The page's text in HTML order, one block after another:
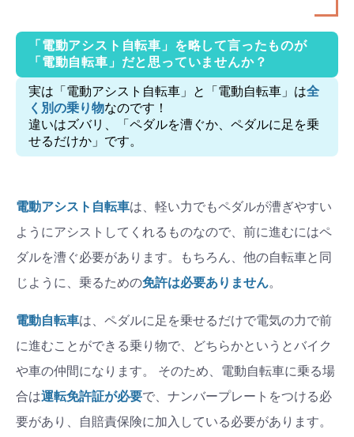
「電動アシスト自転車」を略して言ったものが
「電動自転車」だと思っていませんか？
実は「電動アシスト自転車」と「電動自転車」は全
く別の乗り物なのです！
違いはズバリ、「ペダルを漕ぐか、ペダルに足を乗
せるだけか」です。
電動アシスト自転車は、軽い力でもペダルが漕ぎやすい
ようにアシストしてくれるものなので、前に進むにはペ
ダルを漕ぐ必要があります。もちろん、他の自転車と同
じように、乗るための免許は必要ありません。
電動自転車は、ペダルに足を乗せるだけで電気の力で前
に進むことができる乗り物で、どちらかというとバイク
や車の仲間になります。 そのため、電動自転車に乗る場
合は運転免許証が必要で、ナンバープレートをつける必
要があり、自賠責保険に加入している必要があります。